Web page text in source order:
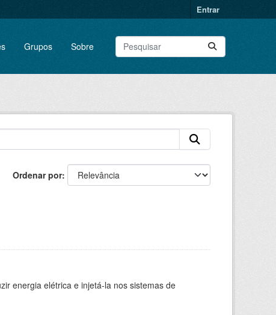
Entrar
Grupos Sobre
Ordenar por
energia elétrica e injetá-la nos sistemas de